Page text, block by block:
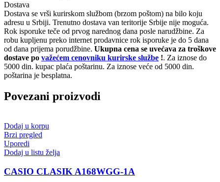
Dostava
Dostava se vrši kurirskom službom (brzom poštom) na bilo koju
adresu u Srbiji. Trenutno dostava van teritorije Srbije nije moguća.
Rok isporuke teče od prvog narednog dana posle narudžbine. Za
robu kupljenu preko internet prodavnice rok isporuke je do 5 dana
od dana prijema porudžbine. Ukupna cena se uvećava za troškove
dostave po važećem cenovniku kurirske službe !. Za iznose do
5000 din. kupac plaća poštarinu. Za iznose veće od 5000 din.
poštarina je besplatna.
Povezani proizvodi
Dodaj u korpu
Brzi pregled
Uporedi
Dodaj u listu želja
CASIO CLASIK A168WGG-1A